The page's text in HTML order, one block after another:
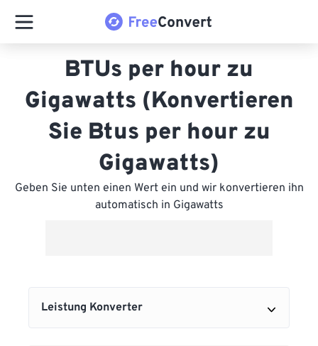
BTUs per hour zu
Gigawatts (Konvertieren
Sie Btus per hour zu
Gigawatts)
Geben Sie unten einen Wert ein und wir konvertieren ihn
automatisch in Gigawatts